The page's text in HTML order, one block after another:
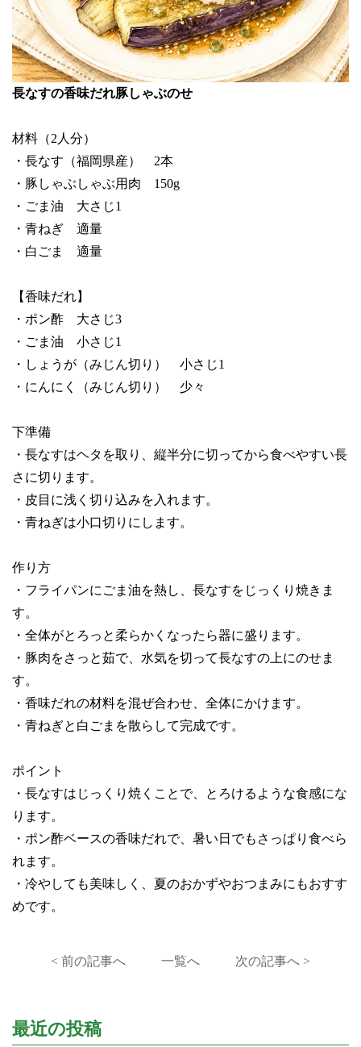
長なすの香味だれ豚しゃぶのせ
材料（2人分）
・長なす（福岡県産） 2本
・豚しゃぶしゃぶ用肉 150g
・ごま油 大さじ1
・青ねぎ 適量
・白ごま 適量
【香味だれ】
・ポン酢 大さじ3
・ごま油 小さじ1
・しょうが（みじん切り） 小さじ1
・にんにく（みじん切り） 少々
下準備
・長なすはヘタを取り、縦半分に切ってから食べやすい長
さに切ります。
・皮目に浅く切り込みを入れます。
・青ねぎは小口切りにします。
作り方
・フライパンにごま油を熱し、長なすをじっくり焼きま
す。
・全体がとろっと柔らかくなったら器に盛ります。
・豚肉をさっと茹で、水気を切って長なすの上にのせま
す。
・香味だれの材料を混ぜ合わせ、全体にかけます。
・青ねぎと白ごまを散らして完成です。
ポイント
・長なすはじっくり焼くことで、とろけるような食感にな
ります。
・ポン酢ベースの香味だれで、暑い日でもさっぱり食べら
れます。
・冷やしても美味しく、夏のおかずやおつまみにもおすす
めです。
< 前の記事へ 一覧へ 次の記事へ >
最近の投稿